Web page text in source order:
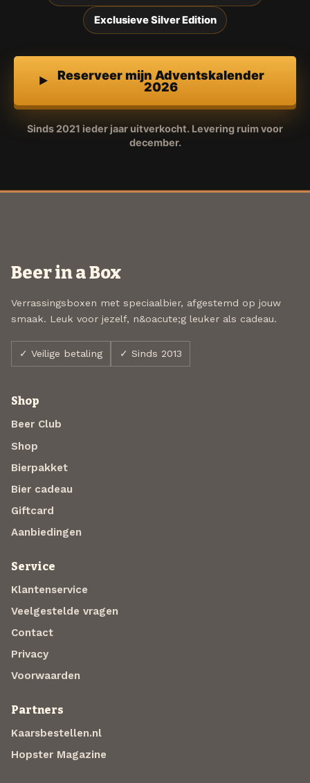
Exclusieve Silver Edition
Reserveer mijn Adventskalender
2026
Sinds 2021 ieder jaar uitverkocht. Levering ruim voor
december.
Beer in a Box
Verrassingsboxen met speciaalbier, afgestemd op jouw
smaak. Leuk voor jezelf, n&oacute;g leuker als cadeau.
✓ Veilige betaling ✓ Sinds 2013
Shop
Beer Club
Shop
Bierpakket
Bier cadeau
Giftcard
Aanbiedingen
Service
Klantenservice
Veelgestelde vragen
Contact
Privacy
Voorwaarden
Partners
Kaarsbestellen.nl
Hopster Magazine